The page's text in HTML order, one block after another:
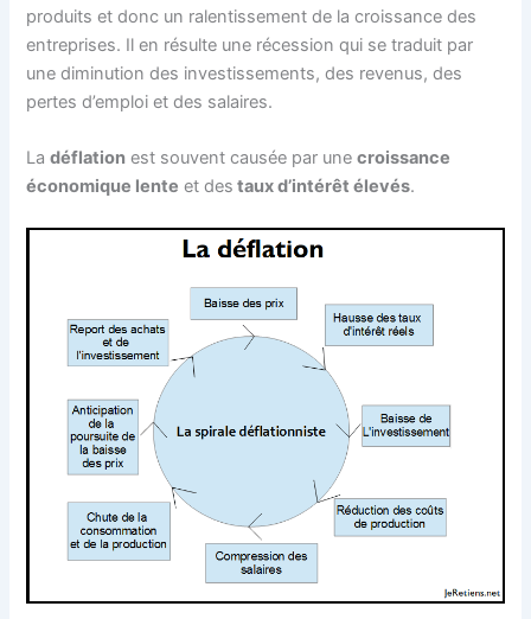
produits et donc un ralentissement de la croissance des
entreprises. Il en résulte une récession qui se traduit par
une diminution des investissements, des revenus, des
pertes d’emploi et des salaires.
Ladéflation est souvent causée par unecroissance
économique lente et des taux d’intérêt élevés.